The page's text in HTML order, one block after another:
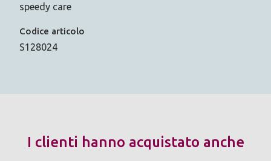
speedy care
Codice articolo
S128024
I clienti hanno acquistato anche